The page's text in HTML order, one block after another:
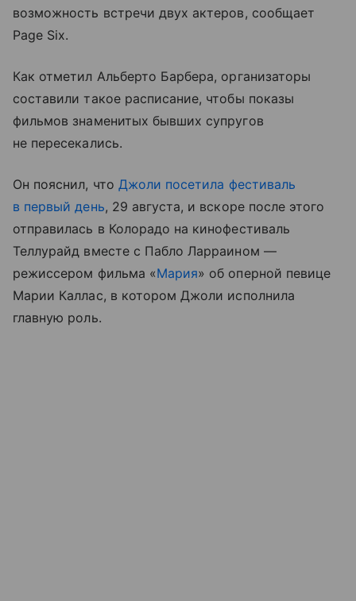
возможность встречи двух актеров, сообщает
Page Six.
Как отметил Альберто Барбера, организаторы
составили такое расписание, чтобы показы
фильмов знаменитых бывших супругов
не пересекались.
Он пояснил, что Джоли посетила фестиваль
в первый день, 29 августа, и вскоре после этого
отправилась в Колорадо на кинофестиваль
Теллурайд вместе с Пабло Ларраином —
режиссером фильма «Мария» об оперной певице
Марии Каллас, в котором Джоли исполнила
главную роль.